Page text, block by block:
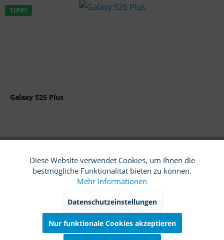
TIPP!
Galaxy S25 Plus
Details
Funktionale Aktiv
Tracking Inaktiv
Diese Website verwendet Cookies, um Ihnen die
bestmögliche Funktionalität bieten zu können.
Mehr Informationen
Datenschutzeinstellungen
Nur funktionale Cookies akzeptieren